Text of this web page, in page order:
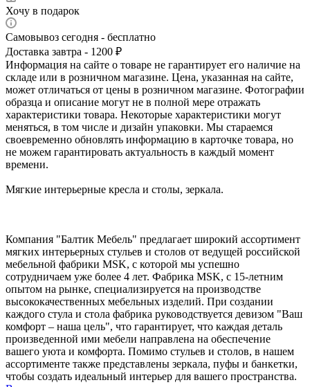
Хочу в подарок
Самовывоз сегодня - бесплатно
Доставка завтра - 1200 ₽
Информация на сайте о товаре не гарантирует его наличие на
складе или в розничном магазине. Цена, указанная на сайте,
может отличаться от цены в розничном магазине. Фотографии
образца и описание могут не в полной мере отражать
характеристики товара. Некоторые характеристики могут
меняться, в том числе и дизайн упаковки. Мы стараемся
своевременно обновлять информацию в карточке товара, но
не можем гарантировать актуальность в каждый момент
времени.
Мягкие интерьерные кресла и столы, зеркала.
Компания "Балтик Мебель" предлагает широкий ассортимент
мягких интерьерных стульев и столов от ведущей российской
мебельной фабрики MSK, с которой мы успешно
сотрудничаем уже более 4 лет. Фабрика MSK, с 15-летним
опытом на рынке, специализируется на производстве
высококачественных мебельных изделий. При создании
каждого стула и стола фабрика руководствуется девизом "Ваш
комфорт – наша цель", что гарантирует, что каждая деталь
произведенной ими мебели направлена на обеспечение
вашего уюта и комфорта. Помимо стульев и столов, в нашем
ассортименте также представлены зеркала, пуфы и банкетки,
чтобы создать идеальный интерьер для вашего пространства.